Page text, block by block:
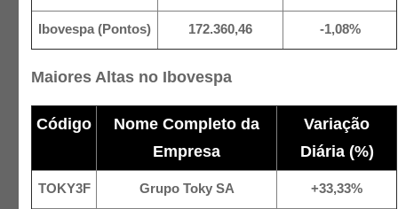
Ibovespa (Pontos) 172.360,46 -1,08%
Maiores Altas no Ibovespa
Código
Nome Completo da
Empresa
Variação
Diária (%)
TOKY3F Grupo Toky SA +33,33%